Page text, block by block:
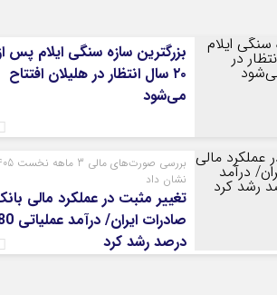
بزرگترین سازه سنگی ایلام پس
۲۰ سال انتظار در هلیلان افتتاح
می‌شود
بررسی صورت‌های
نشان داد
تغییر مثبت در عملکرد مالی
صادرات ایران/
درصد رشد کرد